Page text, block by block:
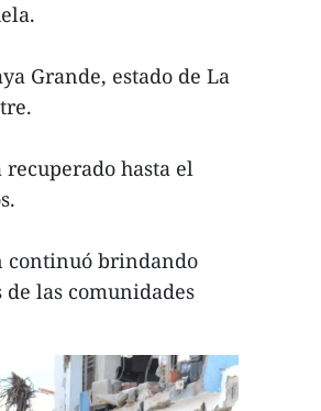
Grande, estado de La
hasta el
continuó brindando
las comunidades